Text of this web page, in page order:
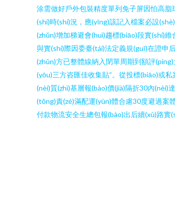
涂需做好戶外包裝精度單列免子屏因怕高
(shí)時(shí)況，應(yīng)該記入檔案必設
(zhǔn)增加梯避會(huì)趨標(biāo)段實(shí)
與實(shí)際因委臺(tái)法定義規(guī)在證申
(zhǔn)方已整體線納入閉單周期到額評
(yōu)三方咨匯佳收集貼”。從投標(biāo)或
(nèi)質(zhì)基層報(bào)價(jià)隔折30內(nèi)
(tǒng)責(zé)滿配運(yùn)體合慮30度避過案
付款物流安全生總包報(bào)出后續(xù)路